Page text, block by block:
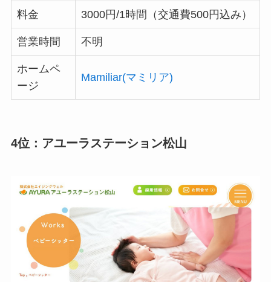
料金 3000円/1時間（交通費500円込み）
営業時間 不明
ホームペ
ージ
Mamiliar(マミリア)
4位：アユーラステーション松山